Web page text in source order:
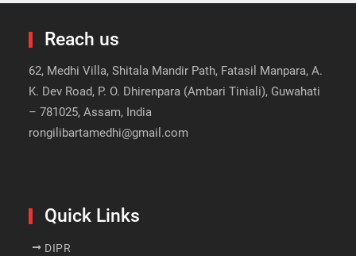
Reach us
62, Medhi Villa, Shitala Mandir Path, Fatasil Manpara, A.
K. Dev Road, P. O. Dhirenpara (Ambari Tiniali), Guwahati
– 781025, Assam, India
rongilibartamedhi@gmail.com
Quick Links
DIPR